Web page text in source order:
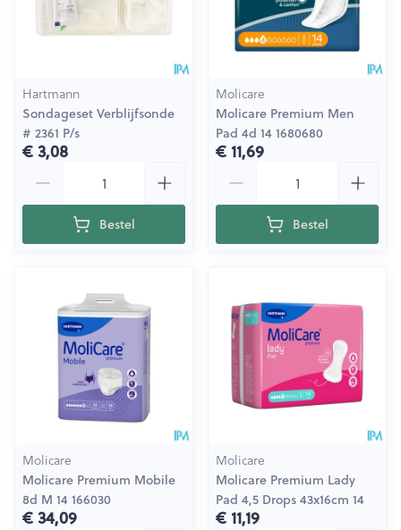
Hartmann
Sondageset Verblijfsonde
# 2361 P/s
€ 3,08
Bestel
Molicare
Molicare Premium Men
Pad 4d 14 1680680
€ 11,69
Bestel
Molicare
Molicare Premium Mobile
8d M 14 166030
€ 34,09
Molicare
Molicare Premium Lady
Pad 4,5 Drops 43x16cm 14
€ 11,19